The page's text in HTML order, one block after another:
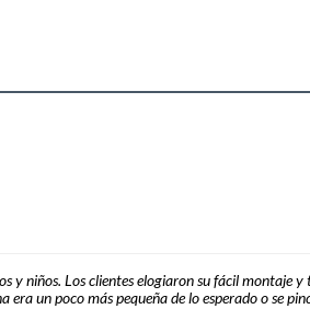
y niños. Los clientes elogiaron su fácil
un poco más pequeña de lo esperado o se